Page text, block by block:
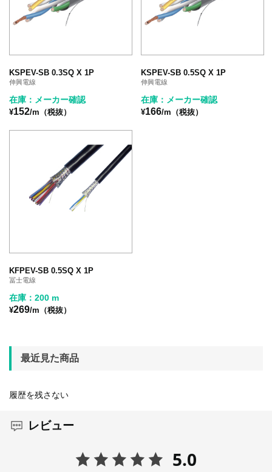
KSPEV-SB 0.3SQ X 1P
伸興電線
在庫：メーカー確認
¥152/m（税抜）
KSPEV-SB 0.5SQ X 1P
伸興電線
在庫：メーカー確認
¥166/m（税抜）
KFPEV-SB 0.5SQ X 1P
冨士電線
在庫：200 m
¥269/m（税抜）
最近見た商品
履歴を残さない
レビュー
5.0